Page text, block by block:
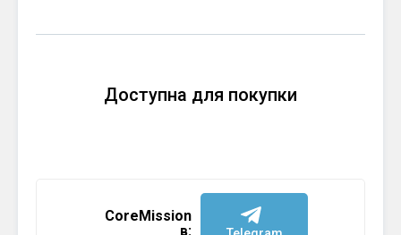
Доступна для покупки
CoreMission
в: